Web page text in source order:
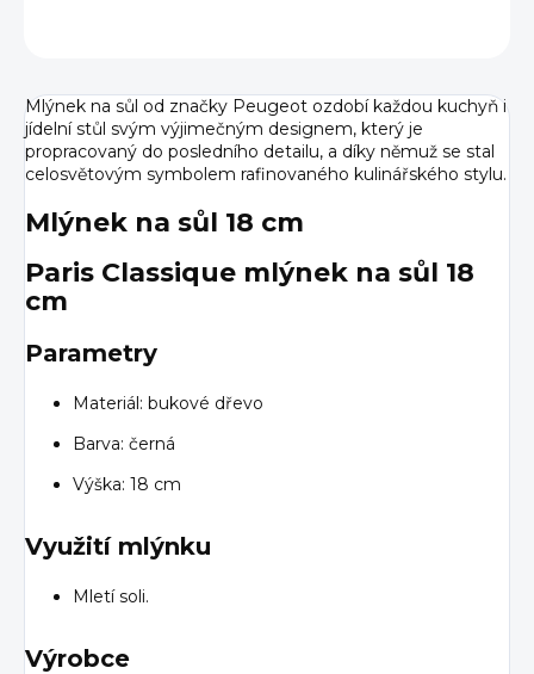
Mlýnek na sůl od značky Peugeot ozdobí každou kuchyň i
jídelní stůl svým výjimečným designem, který je
propracovaný do posledního detailu, a díky němuž se stal
celosvětovým symbolem rafinovaného kulinářského stylu.
Mlýnek na sůl 18 cm
Paris Classique mlýnek na sůl 18
cm
Parametry
Materiál: bukové dřevo
Barva: černá
Výška: 18 cm
Využití mlýnku
Mletí soli.
Výrobce